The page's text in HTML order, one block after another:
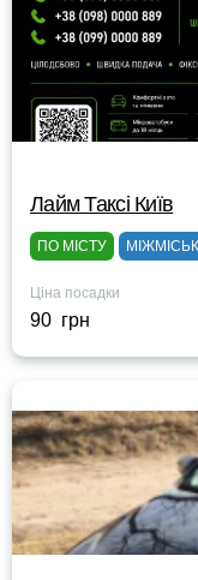
Лайм Таксі Київ
ПО МІСТУ МІЖМІСЬКІ
Ціна посадки
90 грн